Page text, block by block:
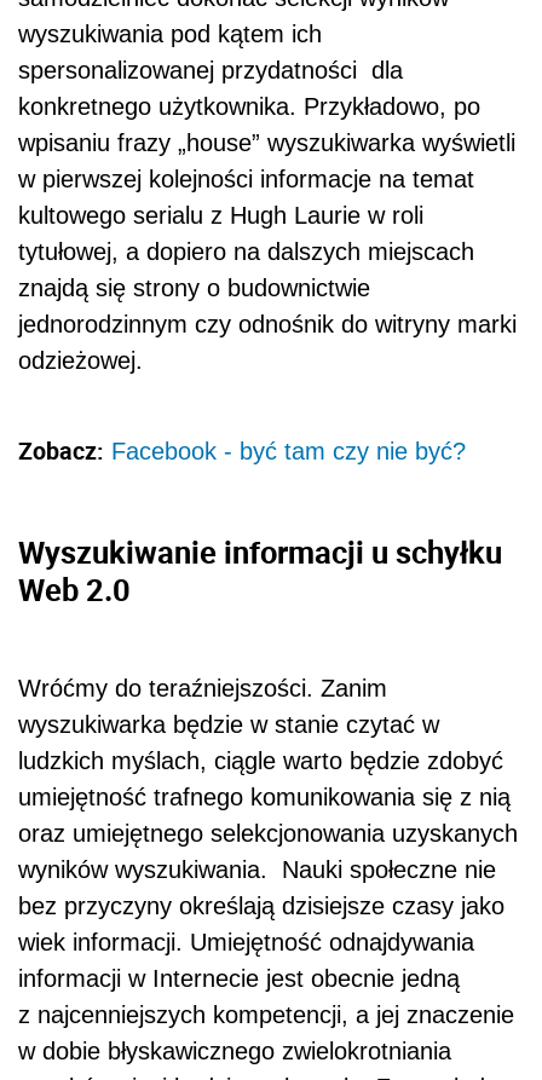
wyszukiwania pod kątem ich
spersonalizowanej przydatności dla
konkretnego użytkownika. Przykładowo, po
wpisaniu frazy „house” wyszukiwarka wyświetli
w pierwszej kolejności informacje na temat
kultowego serialu z Hugh Laurie w roli
tytułowej, a dopiero na dalszych miejscach
znajdą się strony o budownictwie
jednorodzinnym czy odnośnik do witryny marki
odzieżowej.
Zobacz: Facebook - być tam czy nie być?
Wyszukiwanie informacji u schyłku
Web 2.0
Wróćmy do teraźniejszości. Zanim
wyszukiwarka będzie w stanie czytać w
ludzkich myślach, ciągle warto będzie zdobyć
umiejętność trafnego komunikowania się z nią
oraz umiejętnego selekcjonowania uzyskanych
wyników wyszukiwania. Nauki społeczne nie
bez przyczyny określają dzisiejsze czasy jako
wiek informacji. Umiejętność odnajdywania
informacji w Internecie jest obecnie jedną
z najcenniejszych kompetencji, a jej znaczenie
w dobie błyskawicznego zwielokrotniania